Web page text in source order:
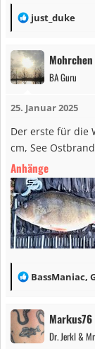
:
R
a
k
t
o
:
just_duke
Mohrchen
BA Guru
25. Januar 2025
Der erste für die
cm, See
Anhänge
R
a
t
BassManiac,
Markus76
Dr. Jerkl &